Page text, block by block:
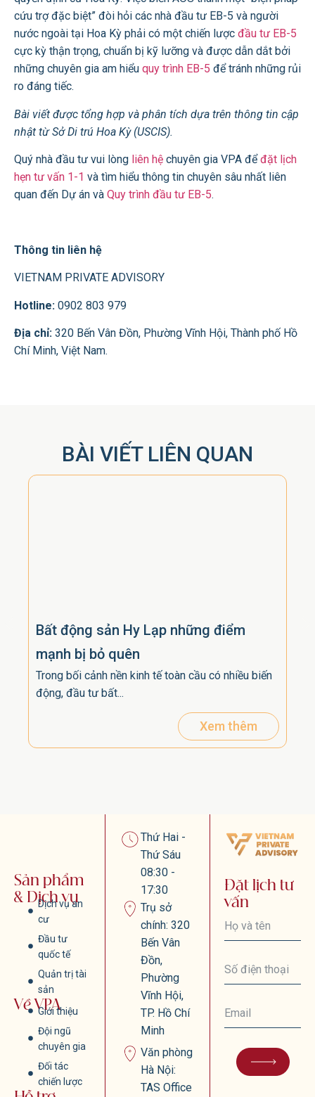
cứu trợ đặc biệt” đòi hỏi các nhà đầu tư EB-5 và người
nước ngoài tại Hoa Kỳ phải có một chiến lược đầu tư EB-5
cực kỳ thận trọng, chuẩn bị kỹ lưỡng và được dẫn dắt bởi
những chuyên gia am hiểu quy trình EB-5 để tránh những rủi
ro đáng tiếc.
Bài viết được tổng hợp và phân tích dựa trên thông tin cập
nhật từ Sở Di trú Hoa Kỳ (USCIS).
Quý nhà đầu tư vui lòng liên hệ chuyên gia VPA đểđặt lịch
hẹn tư vấn 1-1 và tìm hiểu thông tin chuyên sâu nhất liên
quan đến Dự án và Quy trình đầu tư EB-5.
Thông tin liên hệ
VIETNAM PRIVATE ADVISORY
Hotline: 0902 803 979
Địa chỉ: 320 Bến Vân Đồn, Phường Vĩnh Hội, Thành phố Hồ
Chí Minh, Việt Nam.
BÀI VIẾT LIÊN QUAN
Bất động sản Hy Lạp những điểm
mạnh bị bỏ quên
Trong bối cảnh nền kinh tế toàn cầu có nhiều biến
động, đầu tư bất...
Xem thêm
Sản phẩm
& Dịch vụ
Dịch vụ an
cư
Đầu tư
quốc tế
Quản trị tài
sản
Về VPA
Giới thiệu
Đội ngũ
chuyên gia
Đối tác
chiến lược
Thứ Hai -
Thứ Sáu
08:30 -
17:30
Trụ sở
chính: 320
Bến Vân
Đồn,
Phường
Vĩnh Hội,
TP. Hồ Chí
Minh
Văn phòng
Hà Nội:
TAS Office
Đặt lịch tư
vấn